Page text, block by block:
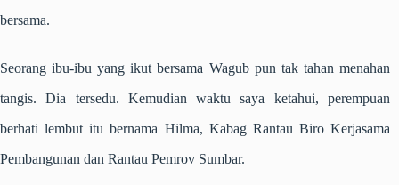
bersama.
Seorang ibu-ibu yang ikut bersama Wagub pun tak tahan menahan
tangis. Dia tersedu. Kemudian waktu saya ketahui, perempuan
berhati lembut itu bernama Hilma, Kabag Rantau Biro Kerjasama
Pembangunan dan Rantau Pemrov Sumbar.